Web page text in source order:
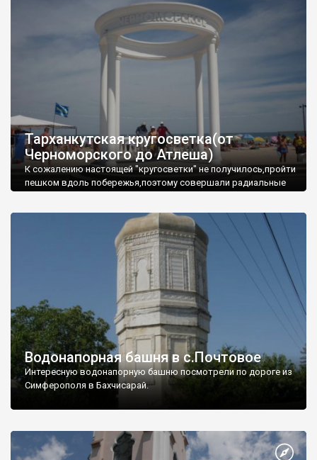
Тарханкутская кругосветка(от
Черноморского до Атлеша)
К сожалению настоящей "кругосветки" не получилось,пройти
пешком вдоль побережья,поэтому совершали радиальные
Водонапорная башня в с.Почтовое
Интересную водонапорную башню посмотрели по дороге из
Симферополя в Бахчисарай.